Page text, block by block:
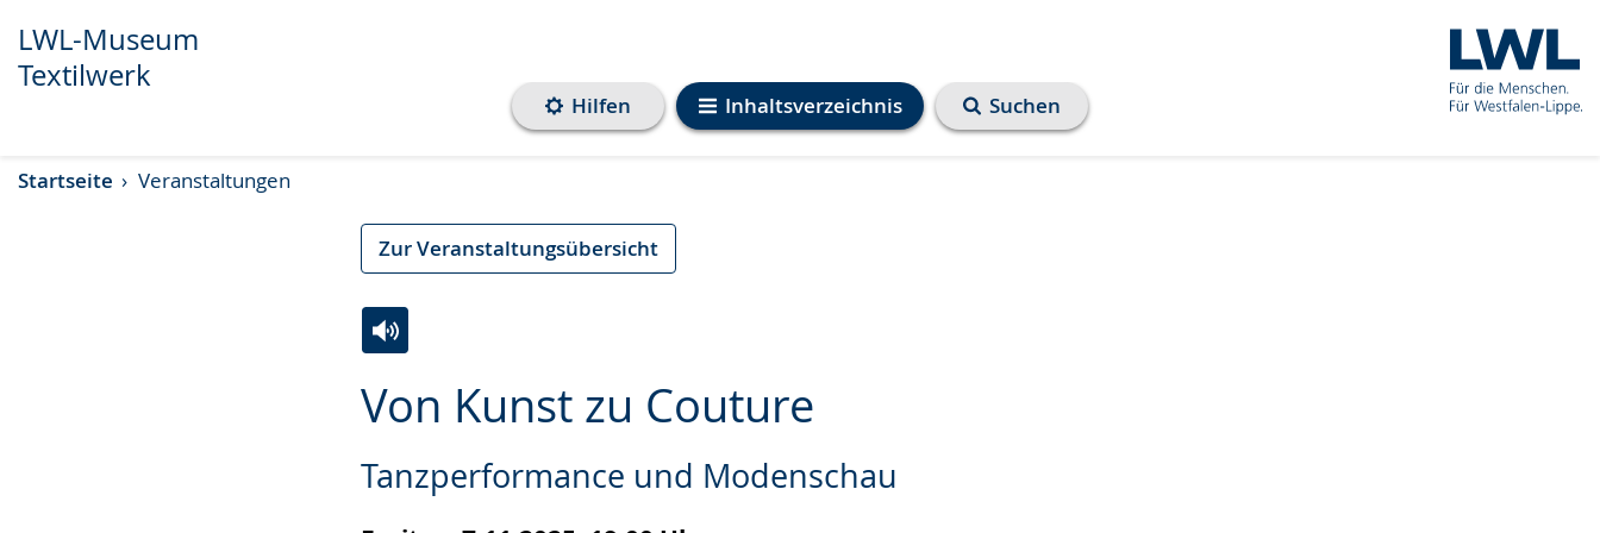
Transkript anzeigen
Abspielen
Pausieren
LWL-Museum
Textilwerk
Inhaltsverzeichnis
Hilfen Suchen
Startseite Veranstaltungen
Zur Veranstaltungsübersicht
Von Kunst zu Couture
Tanzperformance und Modenschau
Leichten
wechseln.
Audio-
Video
Deutscher